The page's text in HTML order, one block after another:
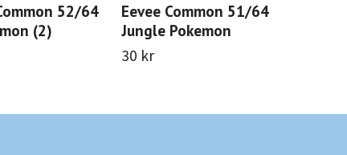
52/64
(2)
Eevee Common 51/64
Jungle Pokemon
30 kr